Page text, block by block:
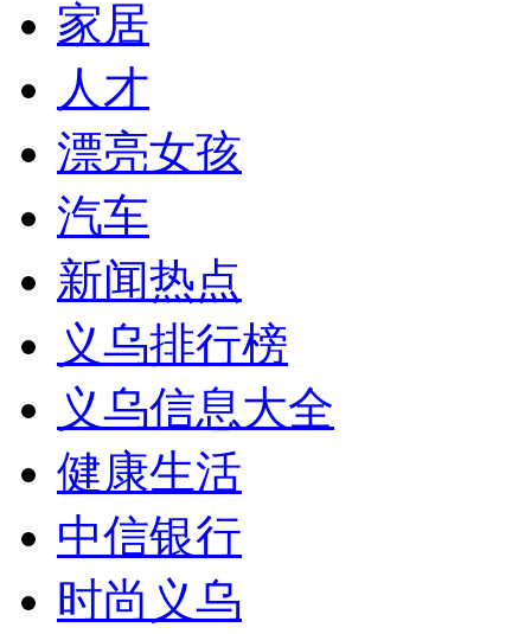
家居
人才
漂亮女孩
汽车
新闻热点
义乌排行榜
义乌信息大全
健康生活
中信银行
时尚义乌